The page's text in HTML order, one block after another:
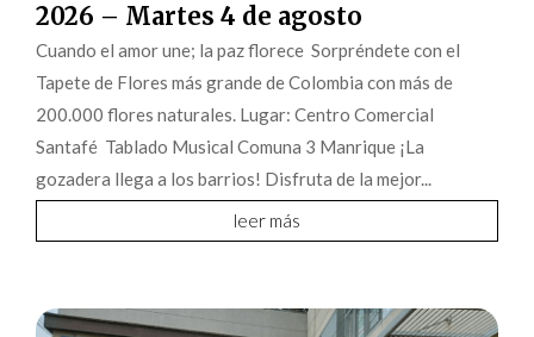
2026 – Martes 4 de agosto
Cuando el amor une; la paz florece Sorpréndete con el
Tapete de Flores más grande de Colombia con más de
200.000 flores naturales. Lugar: Centro Comercial
Santafé Tablado Musical Comuna 3 Manrique ¡La
gozadera llega a los barrios! Disfruta de la mejor...
leer más